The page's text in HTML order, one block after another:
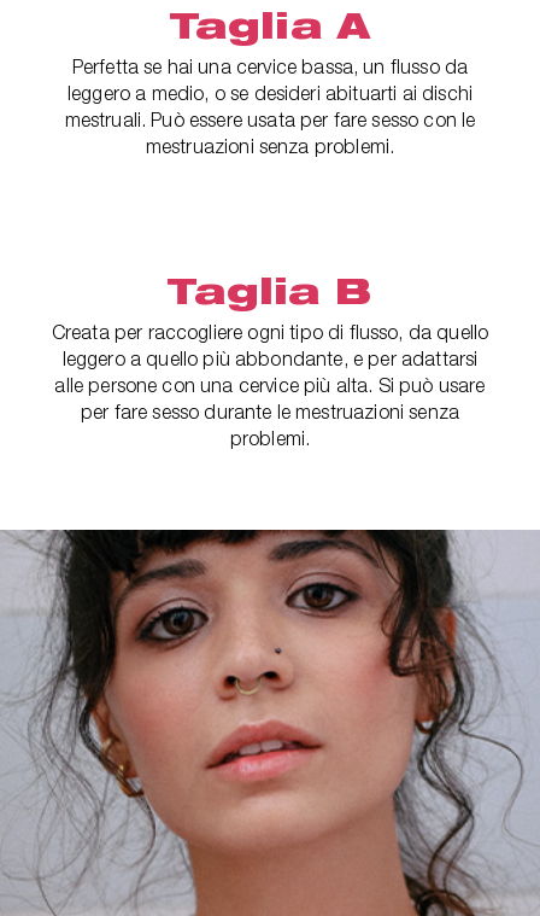
Taglia A
Perfetta se hai una cervice bassa, un flusso da
leggero a medio, o se desideri abituarti ai dischi
mestruali. Può essere usata per fare sesso con le
mestruazioni senza problemi.
Taglia B
Creata per raccogliere ogni tipo di flusso, da quello
leggero a quello più abbondante, e per adattarsi
alle persone con una cervice più alta. Si può usare
per fare sesso durante le mestruazioni senza
problemi.